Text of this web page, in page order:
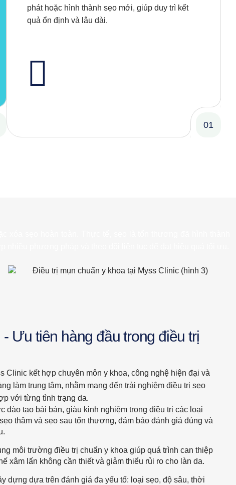
phát hoặc hình thành sẹo mới, giúp duy trì kết
quả ổn định và lâu dài.
01
Ưu tiên hàng đầu trong điều trị
Clinic kết hợp chuyên môn y khoa, công nghệ hiện đại và
làm trung tâm, nhằm mang đến trải nghiệm điều trị sẹo
với từng tình trạng da.
đào tạo bài bản, giàu kinh nghiệm trong điều trị các loại
thâm và sẹo sau tổn thương, đảm bảo đánh giá đúng và
môi trường điều trị chuẩn y khoa giúp quá trình can thiệp
xâm lấn không cần thiết và giảm thiểu rủi ro cho làn da.
dựng dựa trên đánh giá đa yếu tố: loại sẹo, độ sâu, thời